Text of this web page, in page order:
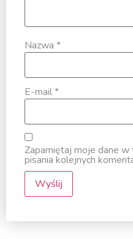
Nazwa *
E-mail*
Zapamiętaj moje dane
pisania kolejnych